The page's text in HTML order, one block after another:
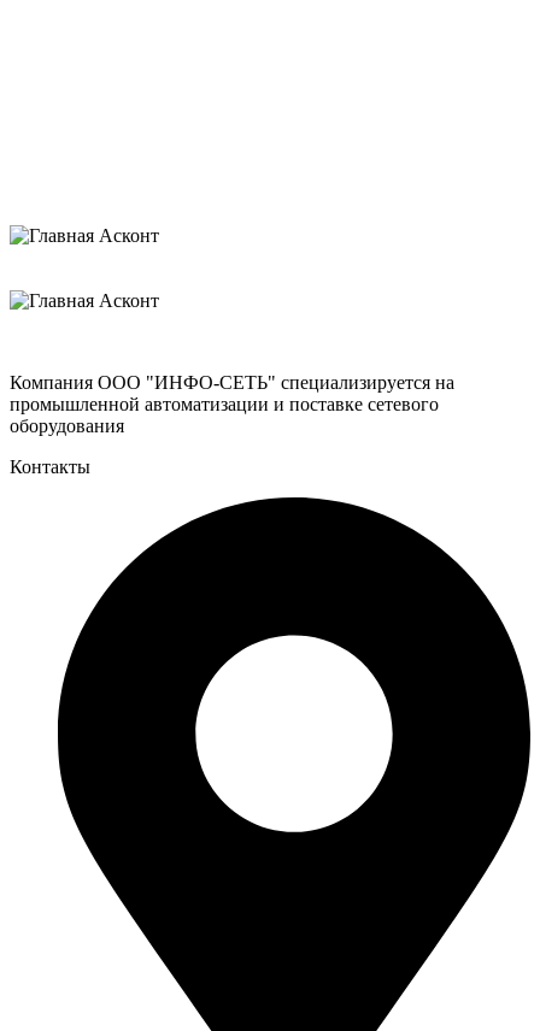
Компания ООО "ИНФО-СЕТЬ" специализируется на
промышленной автоматизации и поставке сетевого
оборудования
Контакты